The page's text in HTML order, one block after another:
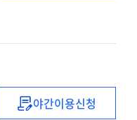
초등
야간이용신청